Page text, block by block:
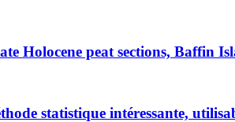
Holocene peat sections, Baffin
statistique intéressante,